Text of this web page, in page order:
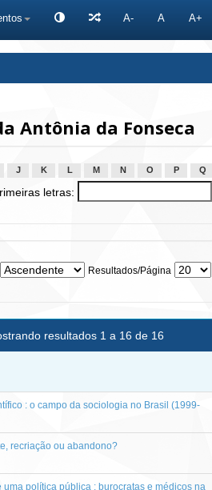
A- A A+
Antônia da Fonseca
J K L M N O P Q
letras:
Resultados/Página
resultados 1 a 16 de 16
: o campo da sociologia no Brasil (1999-
recriação ou abandono?
política pública : burocratas e médicos na